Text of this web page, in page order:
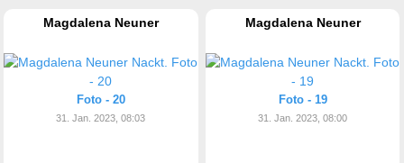
Magdalena Neuner
Foto - 20
31. Jan. 2023, 08:03
Magdalena Neuner
Foto - 19
31. Jan. 2023, 08:00